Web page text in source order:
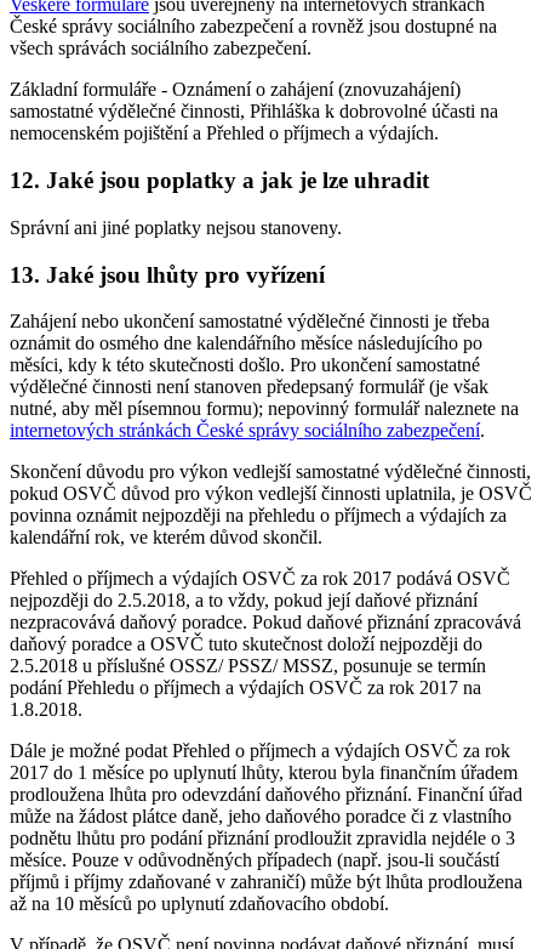
Veškeré formuláře jsou uveřejněny na internetových stránkách
České správy sociálního zabezpečení a rovněž jsou dostupné na
všech správách sociálního zabezpečení.
Základní formuláře - Oznámení o zahájení (znovuzahájení)
samostatné výdělečné činnosti, Přihláška k dobrovolné účasti na
nemocenském pojištění a Přehled o příjmech a výdajích.
12. Jaké jsou poplatky a jak je lze uhradit
Správní ani jiné poplatky nejsou stanoveny.
13. Jaké jsou lhůty pro vyřízení
Zahájení nebo ukončení samostatné výdělečné činnosti je třeba
oznámit do osmého dne kalendářního měsíce následujícího po
měsíci, kdy k této skutečnosti došlo. Pro ukončení samostatné
výdělečné činnosti není stanoven předepsaný formulář (je však
nutné, aby měl písemnou formu); nepovinný formulář naleznete na
internetových stránkách České správy sociálního zabezpečení.
Skončení důvodu pro výkon vedlejší samostatné výdělečné činnosti,
pokud OSVČ důvod pro výkon vedlejší činnosti uplatnila, je OSVČ
povinna oznámit nejpozději na přehledu o příjmech a výdajích za
kalendářní rok, ve kterém důvod skončil.
Přehled o příjmech a výdajích OSVČ za rok 2017 podává OSVČ
nejpozději do 2.5.2018, a to vždy, pokud její daňové přiznání
nezpracovává daňový poradce. Pokud daňové přiznání zpracovává
daňový poradce a OSVČ tuto skutečnost doloží nejpozději do
2.5.2018 u příslušné OSSZ/ PSSZ/ MSSZ, posunuje se termín
podání Přehledu o příjmech a výdajích OSVČ za rok 2017 na
1.8.2018.
Dále je možné podat Přehled o příjmech a výdajích OSVČ za rok
2017 do 1 měsíce po uplynutí lhůty, kterou byla finančním úřadem
prodloužena lhůta pro odevzdání daňového přiznání. Finanční úřad
může na žádost plátce daně, jeho daňového poradce či z vlastního
podnětu lhůtu pro podání přiznání prodloužit zpravidla nejdéle o 3
měsíce. Pouze v odůvodněných případech (např. jsou-li součástí
příjmů i příjmy zdaňované v zahraničí) může být lhůta prodloužena
až na 10 měsíců po uplynutí zdaňovacího období.